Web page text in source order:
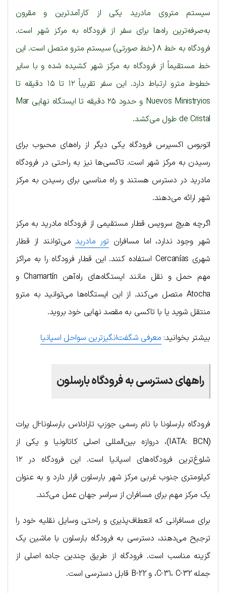
سیستم متروی مادرید یکی از کارآمدترین و مقرون
به‌صرفه‌ترین راه‌ها برای سفر از فرودگاه به مرکز شهر است.
فرودگاه به خط ۸ (خط صورتی) سیستم مترو متصل است. این
خط مستقیماً از فرودگاه به مرکز شهر کشیده شده و با سایر
خطوط مترو ارتباط دارد. این سفر تقریباً ۱۲ تا ۱۵ دقیقه تا
Nuevos Ministryios و حدود ۲۵ دقیقه تا ایستگاه نهایی Mar
de Cristal طول می‌کشد.
اتوبوس اکسپرس فرودگاه یکی دیگر از راه‌های محبوب برای
رسیدن به مرکز شهر است. تاکسی‌ها نیز به راحتی در فرودگاه
مادرید در دسترس هستند و راه مناسبی برای رسیدن به مرکز
شهر ارائه می‌دهند.
اگرچه هیچ سرویس قطار مستقیمی از فرودگاه مادرید به مرکز
شهر وجود ندارد، اما مسافران تور مادریدمی‌توانند از قطار
شهری Cercanías استفاده کنند. این قطار فرودگاه را به مراکز
مهم حمل و نقل مانند ایستگاه‌های راه‌آهن Chamartín و
Atocha متصل می‌کند. از این ایستگاه‌ها می‌توانید به مترو
منتقل شوید یا با تاکسی به مقصد نهایی خود بروید.
بیشتر بخوانید: معرفی شگفت‌انگیزترین سواحل اسپانیا
راههای دسترسی به فرودگاه بارسلون
فرودگاه بارسلونا با نام رسمی جوزپ تارادلاس بارسلونا-ال پرات
(IATA: BCN)، دروازه بین‌المللی اصلی کاتالونیا و یکی از
شلوغ‌ترین فرودگاه‌های اسپانیا است. این فرودگاه در ۱۲
کیلومتری جنوب غربی مرکز شهر بارسلون قرار دارد و به عنوان
یک مرکز مهم برای مسافران از سراسر جهان عمل می‌کند.
برای مسافرانی که انعطاف‌پذیری و راحتی وسایل نقلیه خود را
ترجیح می‌دهند، دسترسی به فرودگاه بارسلون با ماشین یک
گزینه مناسب است. فرودگاه از طریق چندین جاده اصلی از
جمله C-31، C-32، و B-22 قابل دسترسی است.